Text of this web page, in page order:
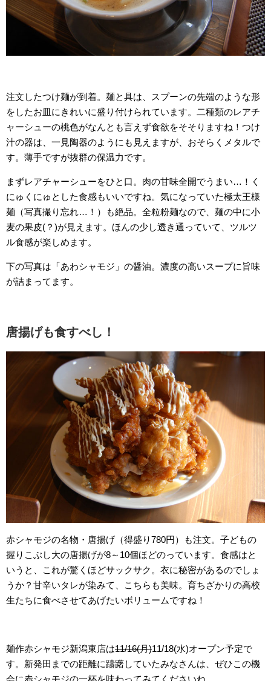
注文したつけ麺が到着。麺と具は、スプーンの先端のような形
をしたお皿にきれいに盛り付けられています。二種類のレアチ
ャーシューの桃色がなんとも言えず食欲をそそりますね！つけ
汁の器は、一見陶器のようにも見えますが、おそらくメタルで
す。薄手ですが抜群の保温力です。
まずレアチャーシューをひと口。肉の甘味全開でうまい…！く
にゅくにゅとした食感もいいですね。気になっていた極太王様
麺（写真撮り忘れ…！）も絶品。全粒粉麺なので、麺の中に小
麦の果皮(？)が見えます。ほんの少し透き通っていて、ツルツ
ル食感が楽しめます。
下の写真は「あわシャモジ」の醤油。濃度の高いスープに旨味
が詰まってます。
唐揚げも食すべし！
赤シャモジの名物・唐揚げ（得盛り780円）も注文。子どもの
握りこぶし大の唐揚げが8～10個ほどのっています。食感はと
いうと、これが驚くほどサックサク。衣に秘密があるのでしょ
うか？甘辛いタレが染みて、こちらも美味。育ちざかりの高校
生たちに食べさせてあげたいボリュームですね！
麺作赤シャモジ新潟東店は11/16(月)11/18(水)オープン予定で
す。新発田までの距離に躊躇していたみなさんは、ぜひこの機
会に赤シャモジの一杯を味わってみてくださいね。